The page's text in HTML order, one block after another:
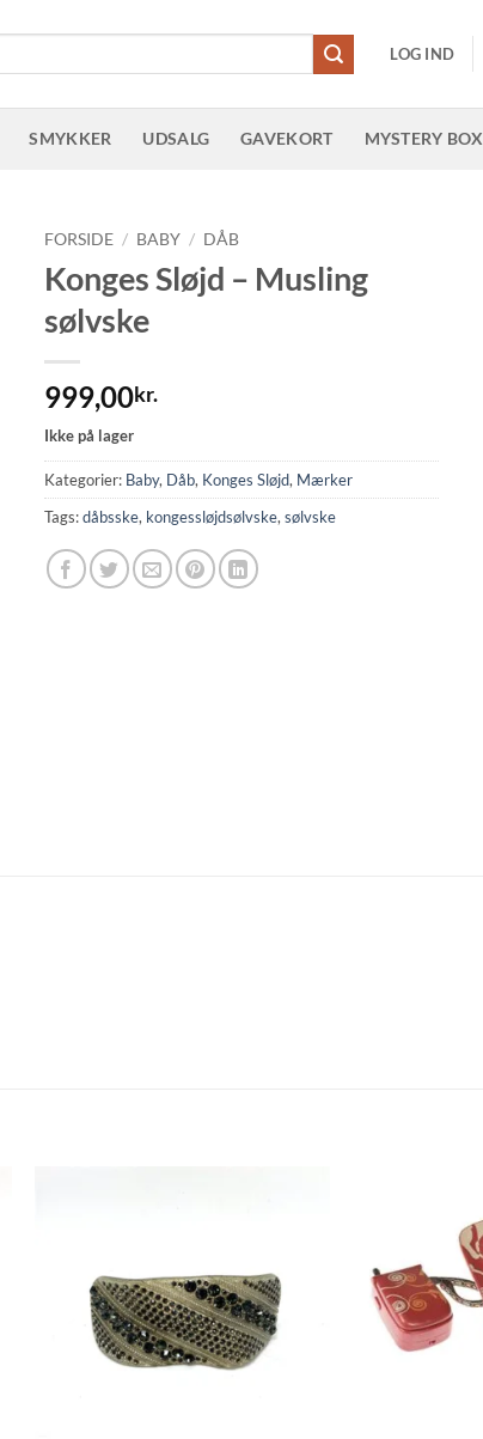
LOG IND
SMYKKER UDSALG GAVEKORT MYSTERY BOX
FORSIDE / BABY / DÅB
Konges Sløjd – Musling
sølvske
999,00kr.
Ikke på lager
Kategorier: Baby, Dåb, Konges Sløjd, Mærker
Tags:dåbsske, kongessløjdsølvske, sølvske